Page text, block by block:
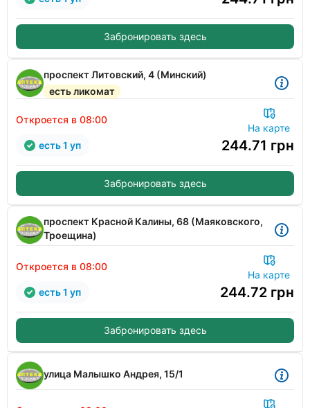
Забронировать здесь
проспект Литовский, 4 (Минский)
есть ликомат
Откроется в 08:00
На карте
244.71 грн
есть 1 уп
Забронировать здесь
проспект Красной Калины, 68 (Маяковского,
Троещина)
Откроется в 08:00
На карте
244.72 грн
есть 1 уп
Забронировать здесь
улица Малышко Андрея, 15/1